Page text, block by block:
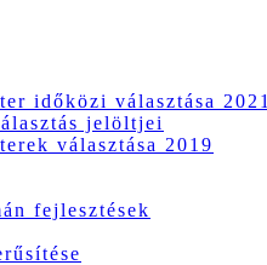
időközi választása 2021
jelöltjei
választása 2019
fejlesztések